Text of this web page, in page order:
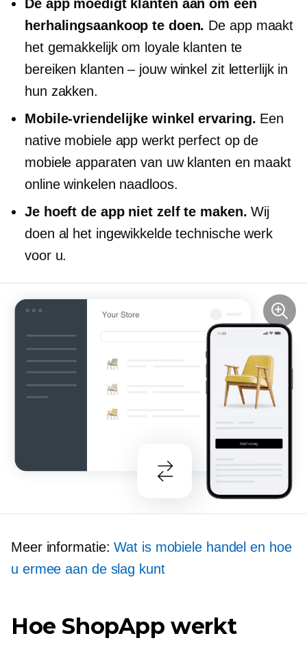
De app moedigt klanten aan om een ​​
herhalingsaankoop te doen. De app maakt
het gemakkelijk om loyale klanten te
bereiken klanten – jouwwinkel zit letterlijk in
hun zakken.
Mobile-vriendelijke winkel ervaring. Een
native mobiele app werkt perfect op de
mobiele apparaten van uw klanten en maakt
online winkelen naadloos.
Je hoeft de app niet zelf te maken. Wij
doen al het ingewikkelde technische werk
voor u.
Meer informatie:Wat is mobiele handel en hoe
u ermee aan de slag kunt
Hoe ShopApp werkt